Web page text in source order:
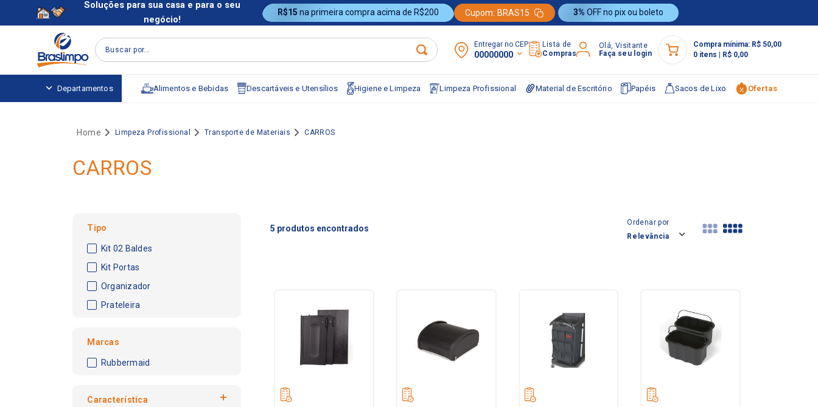
Soluções para sua casa e para o seu
negócio!
R$15 na primeira compra acima de R$200 Cupom: BRAS15 3% OFF no pix ou boleto
Buscar por... Entregar no CEP:
00000000
Lista de
Compras
Olá, Visitante
Faça seu login
Compra mínima: R$ 50,00
0 itens R$ 0,00
Departamentos Alimentos e Bebidas Descartáveis e Utensílios Higiene e Limpeza Limpeza Profissional Material de Escritório Papéis Sacos de Lixo Ofertas
Limpeza Profissional Transporte de Materiais CARROS
CARROS
Característica
Marcas
Rubbermaid
Tipo
Kit 02 Baldes
Kit Portas
Organizador
Prateleira
5
Ordenar por
Relevância